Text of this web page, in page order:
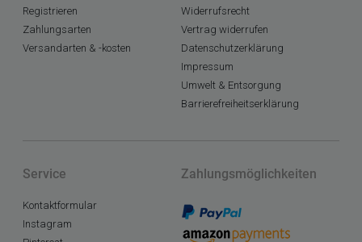
Registrieren
Zahlungsarten
Versandarten & -kosten
Widerrufsrecht
Vertrag widerrufen
Datenschutzerklärung
Impressum
Umwelt & Entsorgung
Barrierefreiheitserklärung
Service
Kontaktformular
Instagram
Zahlungsmöglichkeiten